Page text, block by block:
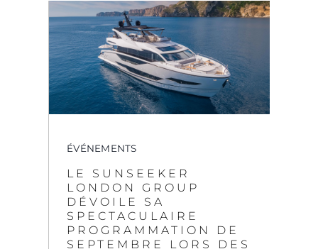
ÉVÉNEMENTS
LE SUNSEEKER
LONDON GROUP
DÉVOILE SA
SPECTACULAIRE
PROGRAMMATION DE
SEPTEMBRE LORS DES